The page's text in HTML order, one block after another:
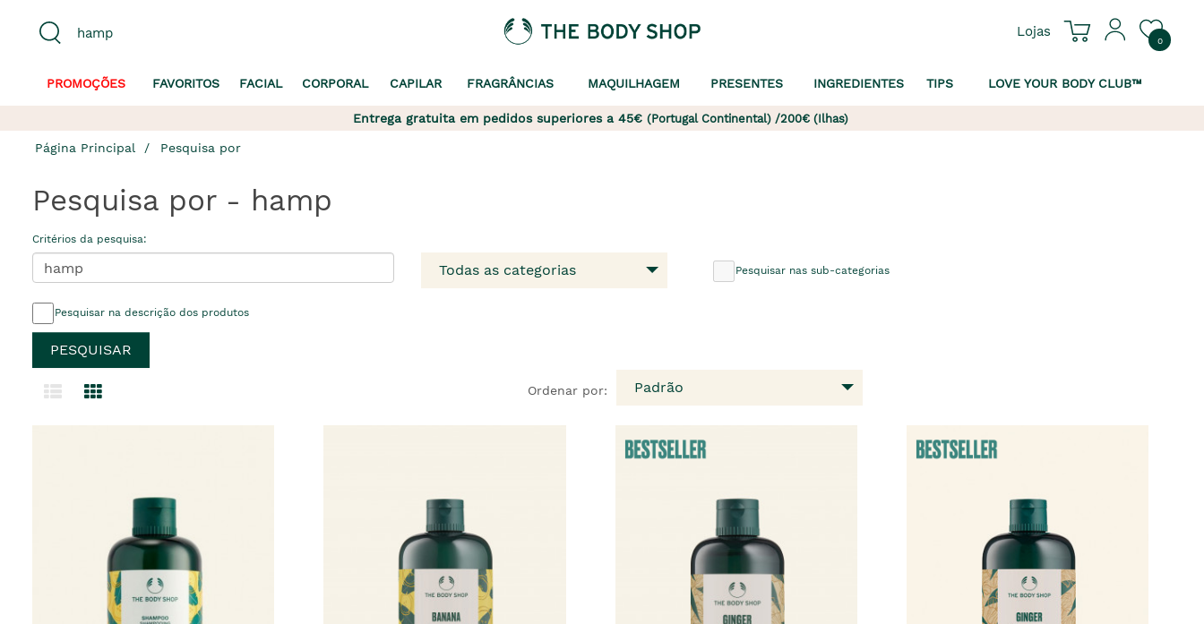
Lojas
0
PROMOÇÕES FAVORITOS FACIAL CORPORAL CAPILAR FRAGRÂNCIAS MAQUILHAGEM PRESENTES INGREDIENTES TIPS LOVE YOUR BODY CLUB™
Entrega gratuita em pedidos superiores a 45€ (Portugal Continental) /200€ (Ilhas)
Página Principal Pesquisa por
Pesquisa por - hamp
Critérios da pesquisa:
Todas as categorias Pesquisar nas sub-categorias
Pesquisar na descrição dos produtos
Ordenar por: Padrão